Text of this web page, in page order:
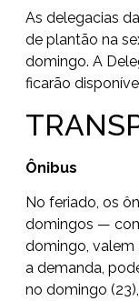
As delegacias
de plantão na
domingo. A
ficarão
Ônibus
No feriado, os
domingos —
domingo, valem
a demanda,
no domingo